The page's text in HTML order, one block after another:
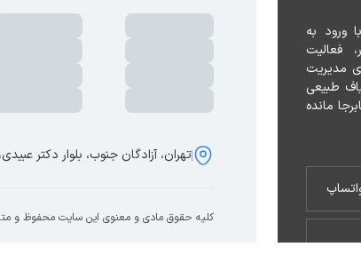
تهران، آزادگان جنوب، بلوار دکتر
کلیه حقوق مادی و معنوی این سایت محفوظ و